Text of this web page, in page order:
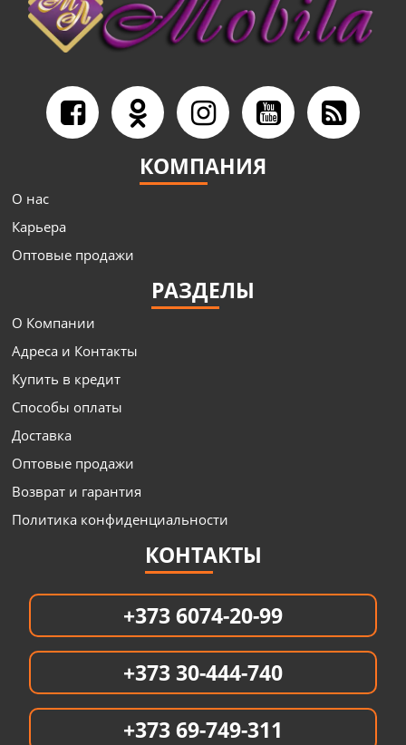
КОМПАНИЯ
О нас
Карьера
Оптовые продажи
РАЗДЕЛЫ
О Компании
Адреса и Контакты
Купить в кредит
Способы оплаты
Доставка
Оптовые продажи
Возврат и гарантия
Политика конфиденциальности
КОНТАКТЫ
+373 6074-20-99
+373 30-444-740
+373 69-749-311